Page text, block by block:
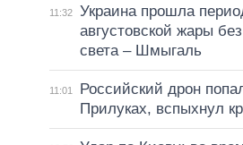
11:32
Украина прошла
августовской жары
света – Шмыгаль
11:01
Российский дрон
Прилуках, вспыхнул